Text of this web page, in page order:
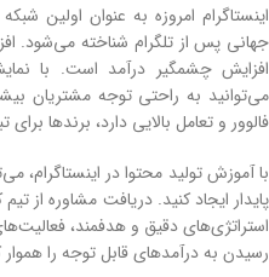
اینستاگرام امروزه به‌ عنوان اولین
جهانی پس از تلگرام شناخته می‌شود.
افزایش چشمگیر درآمد است. با
می‌توانید به‌ راحتی توجه مشتریان
فالوور و تعامل بالایی دارد، برندها
با آموزش تولید محتوا در اینستاگرام،
پایدار ایجاد کنید. دریافت مشاوره از
استراتژی‌های دقیق و هدفمند،
رسیدن به درآمدهای قابل توجه را هموار